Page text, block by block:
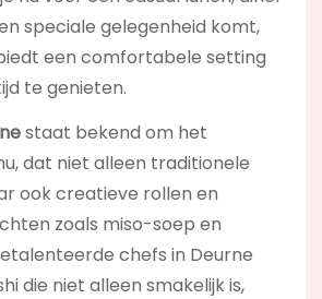
speciale gelegenheid komt,
een comfortabele setting
te genieten.
staat bekend om het
dat niet alleen traditionele
ook creatieve rollen en
zoals miso-soep en
chefs in Deurne
die niet alleen smakelijk is,